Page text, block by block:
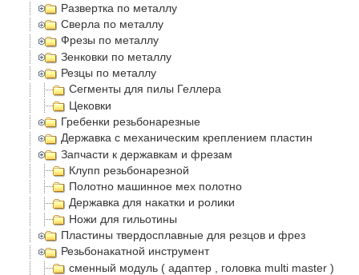
Развертка по металлу
Сверла по металлу
Фрезы по металлу
Зенковки по металлу
Резцы по металлу
Сегменты для пилы Геллера
Цековки
Гребенки резьбонарезные
Державка с механическим креплением пластин
Запчасти к державкам и фрезам
Клупп резьбонарезной
Полотно машинное мех полотно
Державка для накатки и ролики
Ножи для гильотины
Пластины твердосплавные для резцов и фрез
Резьбонакатной инструмент
сменный модуль ( адаптер , головка multi master )